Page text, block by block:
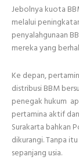
Jebolnya kuota
melalui
penyalahgunaan
mereka yang
Ke depan,
distribusi BBM
penegak hukum
pertamina aktif
Surakarta bahkan
dikurangi. Tanpa
sepanjang usia.